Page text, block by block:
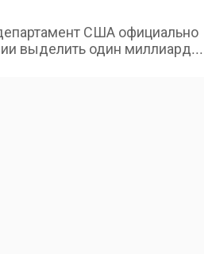
США официально
выделить один миллиард...